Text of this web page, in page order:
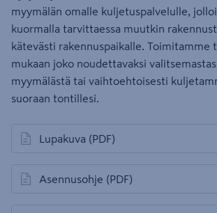
myymälän omalle kuljetuspalvelulle,
kuormalla tarvittaessa muutkin
kätevästi rakennuspaikalle. Toimitamme
mukaan joko noudettavaksi
myymälästä tai vaihtoehtoisesti
suoraan tontillesi.
Lupakuva (PDF)
avautuu uuteen välilehteen
Asennusohje (PDF)
avautuu uuteen välilehteen